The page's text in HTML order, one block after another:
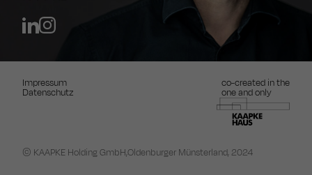
Impressum
Datenschutz
co-created in the
one and only
© KAAPKE Holding GmbH,Oldenburger Münsterland, 2024